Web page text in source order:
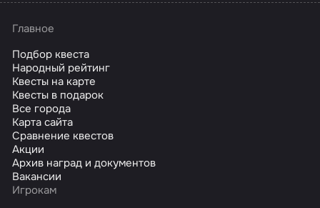
Главное
Подбор квеста
Народный рейтинг
Квесты на карте
Квесты в подарок
Все города
Карта сайта
Сравнение квестов
Акции
Архив наград и документов
Вакансии
Игрокам